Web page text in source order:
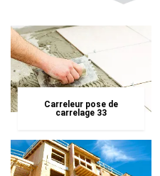
Carreleur pose de
carrelage 33